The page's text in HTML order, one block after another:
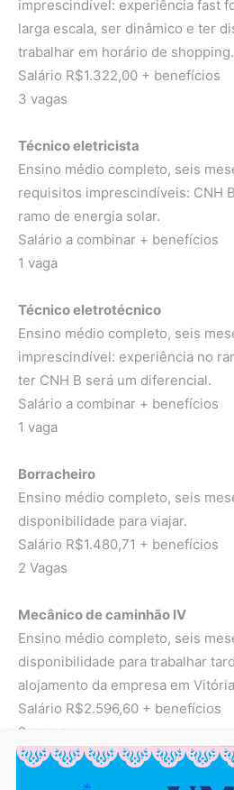
imprescindível: experiência fast
larga escala, ser dinâmico e ter
trabalhar em horário de shopping.
Salário R$1.322,00 + benefícios
3 vagas
Técnico eletricista
Ensino médio completo, seis
requisitos imprescindíveis: CNH
ramo de energia solar.
Salário a combinar + benefícios
1 vaga
Técnico eletrotécnico
Ensino médio completo, seis
imprescindível: experiência no
ter CNH B será um diferencial.
Salário a combinar + benefícios
1 vaga
Borracheiro
Ensino médio completo, seis
disponibilidade para viajar.
Salário R$1.480,71 + benefícios
2 Vagas
Mecânico de caminhão IV
Ensino médio completo, seis
disponibilidade para trabalhar
alojamento da empresa em
Salário R$2.596,60 + benefícios
2 vagas